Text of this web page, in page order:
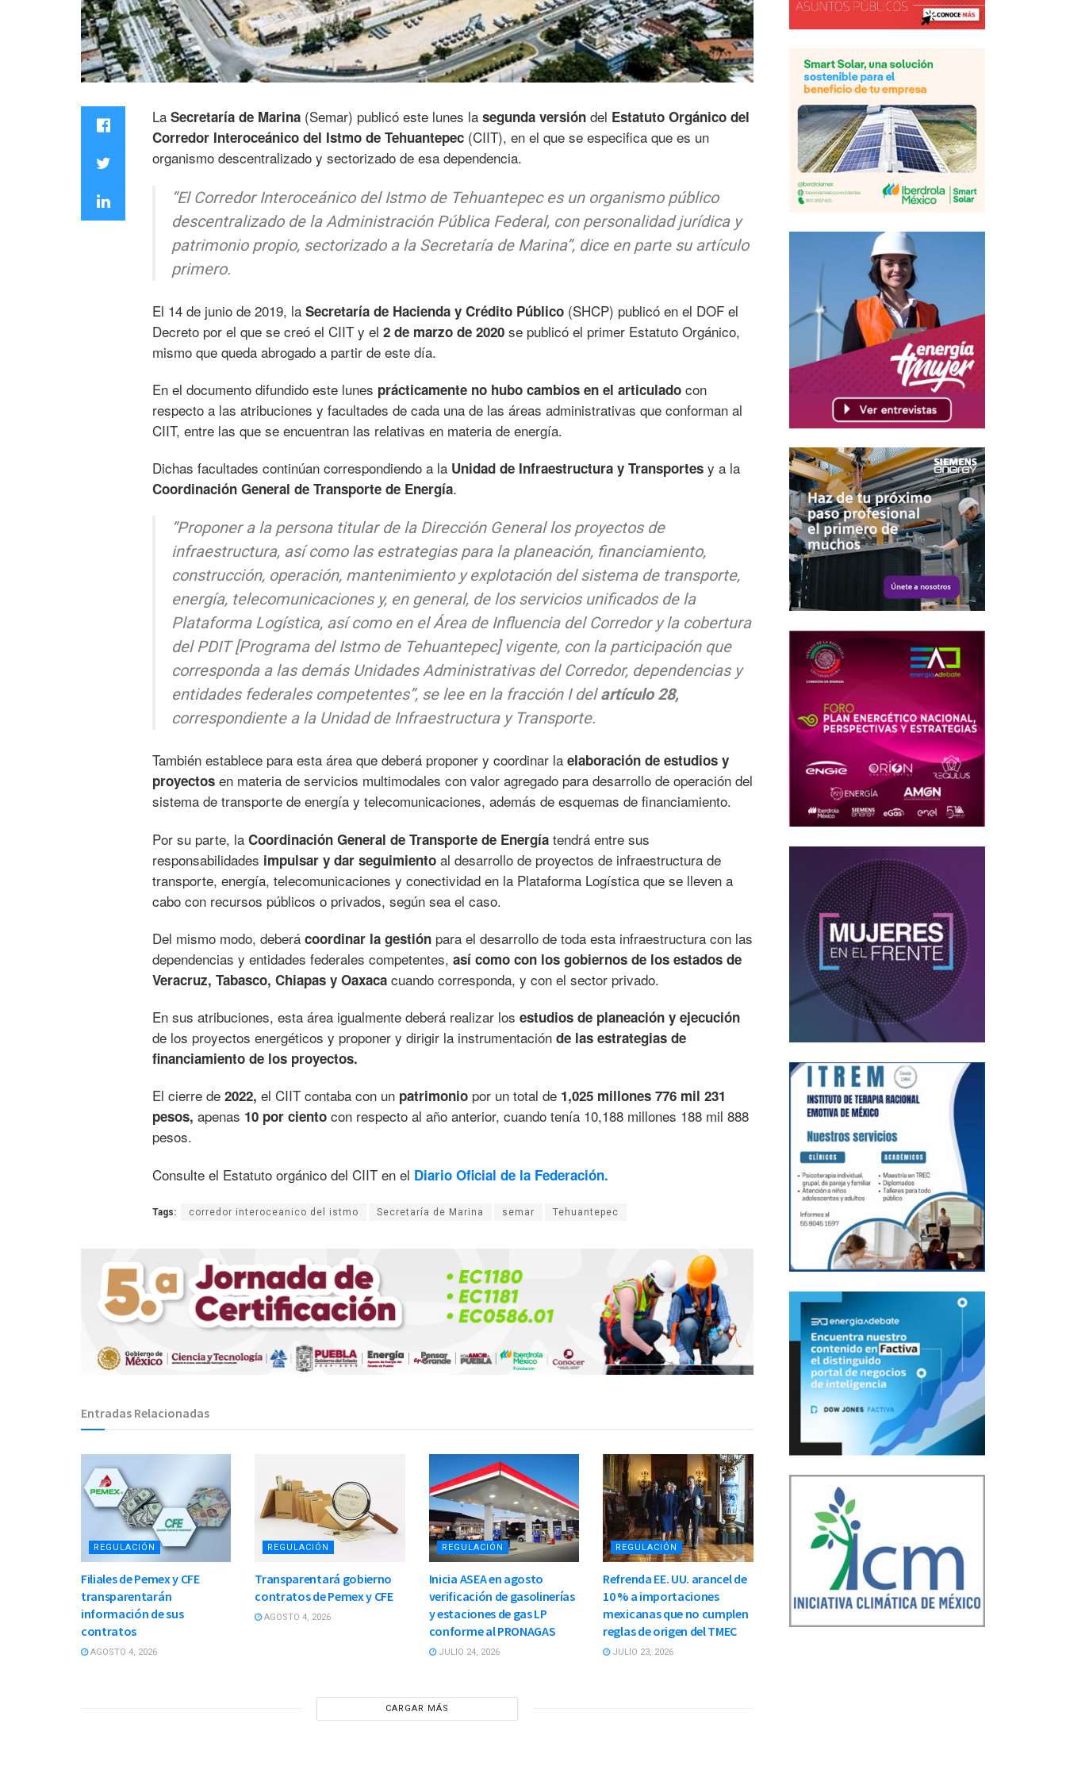
La Secretaría de Marina (Semar) publicó este lunes la segunda versión del Estatuto Orgánico del
Corredor Interoceánico del Istmo de Tehuantepec (CIIT), en el que se especifica que es un
organismo descentralizado y sectorizado de esa dependencia.
“El Corredor Interoceánico del Istmo de Tehuantepec es un organismo público
descentralizado de la Administración Pública Federal, con personalidad jurídica y
patrimonio propio, sectorizado a la Secretaría de Marina”, dice en parte su artículo
primero.
El 14 de junio de 2019, la Secretaría de Hacienda y Crédito Público (SHCP) publicó en el DOF el
Decreto por el que se creó el CIIT y el 2 de marzo de 2020 se publicó el primer Estatuto Orgánico,
mismo que queda abrogado a partir de este día.
En el documento difundido este lunes prácticamente no hubo cambios en el articulado con
respecto a las atribuciones y facultades de cada una de las áreas administrativas que conforman al
CIIT, entre las que se encuentran las relativas en materia de energía.
Dichas facultades continúan correspondiendo a la Unidad de Infraestructura y Transportes y a la
Coordinación General de Transporte de Energía.
“Proponer a la persona titular de la Dirección General los proyectos de
infraestructura, así como las estrategias para la planeación, financiamiento,
construcción, operación, mantenimiento y explotación del sistema de transporte,
energía, telecomunicaciones y, en general, de los servicios unificados de la
Plataforma Logística, así como en el Área de Influencia del Corredor y la cobertura
del PDIT [Programa del Istmo de Tehuantepec] vigente, con la participación que
corresponda a las demás Unidades Administrativas del Corredor, dependencias y
entidades federales competentes”, se lee en la fracción I delartículo 28,
correspondiente a la Unidad de Infraestructura y Transporte.
También establece para esta área que deberá proponer y coordinar la elaboración de estudios y
proyectos en materia de servicios multimodales con valor agregado para desarrollo de operación del
sistema de transporte de energía y telecomunicaciones, además de esquemas de financiamiento.
Por su parte, la Coordinación General de Transporte de Energía tendrá entre sus
responsabilidades impulsar y dar seguimiento al desarrollo de proyectos de infraestructura de
transporte, energía, telecomunicaciones y conectividad en la Plataforma Logística que se lleven a
cabo con recursos públicos o privados, según sea el caso.
Del mismo modo, deberá coordinar la gestión para el desarrollo de toda esta infraestructura con las
dependencias y entidades federales competentes, así como con los gobiernos de los estados de
Veracruz, Tabasco, Chiapas y Oaxaca cuando corresponda, y con el sector privado.
En sus atribuciones, esta área igualmente deberá realizar los estudios de planeación y ejecución
de los proyectos energéticos y proponer y dirigir la instrumentación de las estrategias de
financiamiento de los proyectos.
El cierre de 2022, el CIIT contaba con un patrimonio por un total de 1,025 millones 776 mil 231
pesos, apenas 10 por ciento con respecto al año anterior, cuando tenía 10,188 millones 188 mil 888
pesos.
Consulte el Estatuto orgánico del CIIT en el Diario Oficial de la Federación.
Tags: corredor interoceanico del istmo Secretaría de Marina semar Tehuantepec
Entradas Relacionadas
REGULACIÓN
Filiales de Pemex y CFE
transparentarán
información de sus
contratos
AGOSTO 4, 2026
REGULACIÓN
Transparentará gobierno
contratos de Pemex y CFE
AGOSTO 4, 2026
REGULACIÓN
Inicia ASEA en agosto
verificación de gasolinerías
y estaciones de gas LP
conforme al PRONAGAS
JULIO 24, 2026
REGULACIÓN
Refrenda EE. UU. arancel de
10 % a importaciones
mexicanas que no cumplen
reglas de origen del TMEC
JULIO 23, 2026
CARGAR MÁS